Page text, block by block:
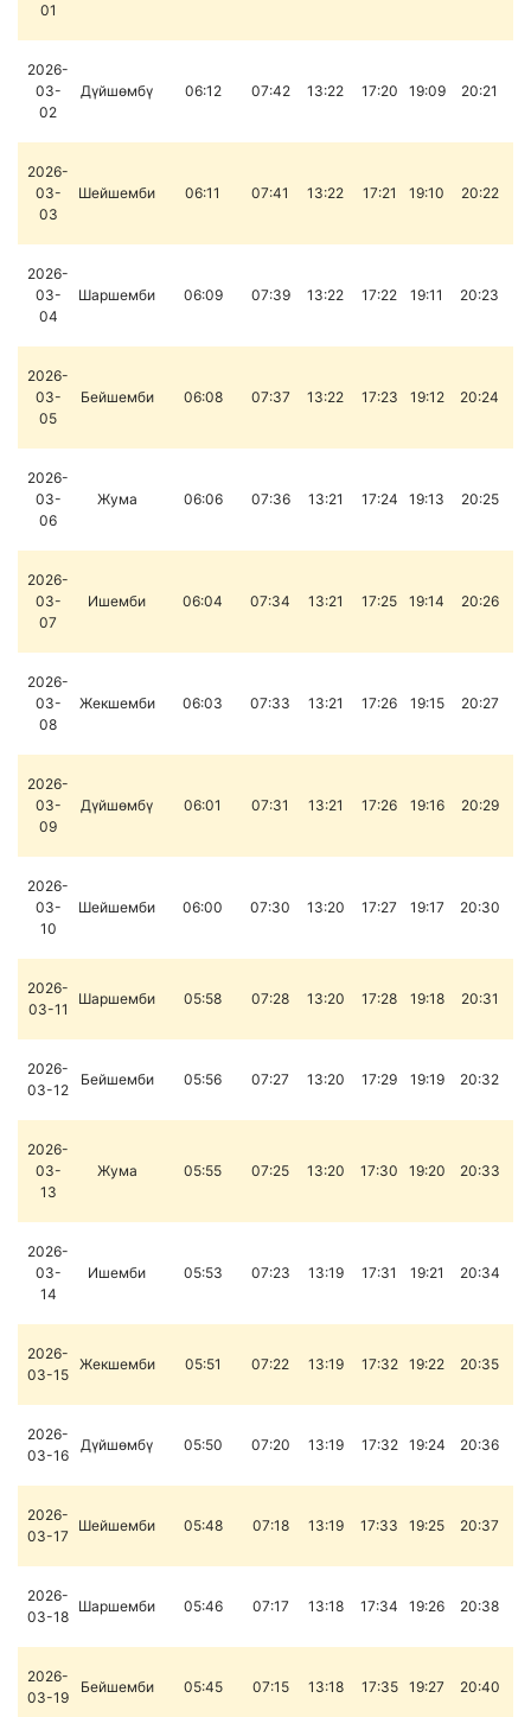
01
2026-
03-
02
Дүйшөмбү 06:12 07:42 13:22 17:20 19:09 20:21
2026-
03-
03
Шейшемби 06:11 07:41 13:22 17:21 19:10 20:22
2026-
03-
04
Шаршемби 06:09 07:39 13:22 17:22 19:11 20:23
2026-
03-
05
Бейшемби 06:08 07:37 13:22 17:23 19:12 20:24
2026-
03-
06
Жума 06:06 07:36 13:21 17:24 19:13 20:25
2026-
03-
07
Ишемби 06:04 07:34 13:21 17:25 19:14 20:26
2026-
03-
08
Жекшемби 06:03 07:33 13:21 17:26 19:15 20:27
2026-
03-
09
Дүйшөмбү 06:01 07:31 13:21 17:26 19:16 20:29
2026-
03-
10
Шейшемби 06:00 07:30 13:20 17:27 19:17 20:30
2026-
03-11
Шаршемби 05:58 07:28 13:20 17:28 19:18 20:31
2026-
03-12
Бейшемби 05:56 07:27 13:20 17:29 19:19 20:32
2026-
03-
13
Жума 05:55 07:25 13:20 17:30 19:20 20:33
2026-
03-
14
Ишемби 05:53 07:23 13:19 17:31 19:21 20:34
2026-
03-15
Жекшемби 05:51 07:22 13:19 17:32 19:22 20:35
2026-
03-16
Дүйшөмбү 05:50 07:20 13:19 17:32 19:24 20:36
2026-
03-17
Шейшемби 05:48 07:18 13:19 17:33 19:25 20:37
2026-
03-18
Шаршемби 05:46 07:17 13:18 17:34 19:26 20:38
2026-
03-19
Бейшемби 05:45 07:15 13:18 17:35 19:27 20:40